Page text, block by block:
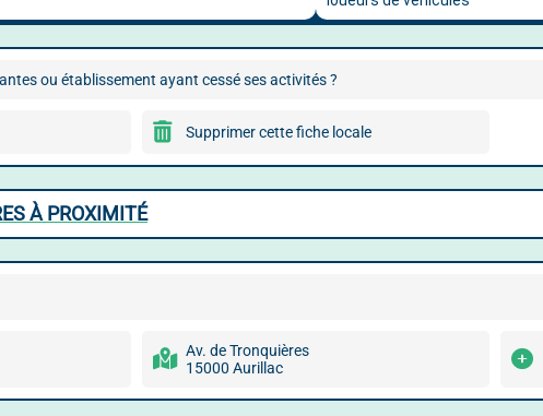
ou établissement ayant cessé ses activités ?
Supprimer cette fiche locale
À PROXIMITÉ
Av. de Tronquières
15000 Aurillac